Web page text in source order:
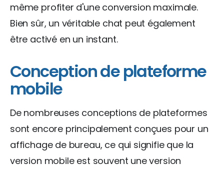
même profiter d'une conversion maximale.
Bien sûr, un véritable chat peut également
être activé en un instant.
Conception de plateforme
mobile
De nombreuses conceptions de plateformes
sont encore principalement conçues pour un
affichage de bureau, ce qui signifie que la
version mobile est souvent une version